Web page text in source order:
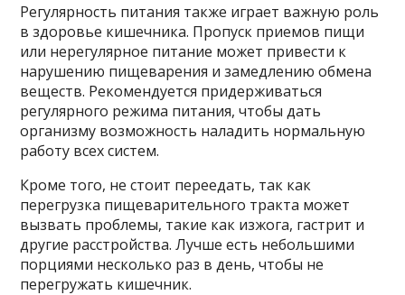
Регулярность питания также играет важную роль
в здоровье кишечника. Пропуск приемов пищи
или нерегулярное питание может привести к
нарушению пищеварения и замедлению обмена
веществ. Рекомендуется придерживаться
регулярного режима питания, чтобы дать
организму возможность наладить нормальную
работу всех систем.
Кроме того, не стоит переедать, так как
перегрузка пищеварительного тракта может
вызвать проблемы, такие как изжога, гастрит и
другие расстройства. Лучше есть небольшими
порциями несколько раз в день, чтобы не
перегружать кишечник.